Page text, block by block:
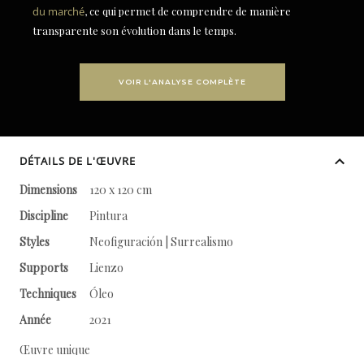
du marché, ce qui permet de comprendre de manière
transparente son évolution dans le temps.
VOIR L'ANALYSE COMPLÈTE
DÉTAILS DE L'ŒUVRE
Dimensions
120 x 120 cm
Discipline
Pintura
Styles
Neofiguración | Surrealismo
Supports
Lienzo
Techniques
Óleo
Année
2021
Œuvre unique